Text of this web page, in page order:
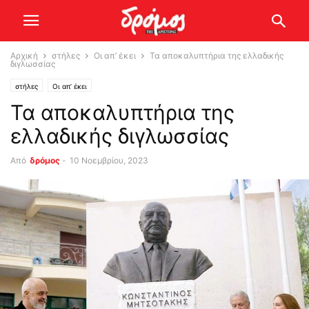
Αρχική στήλες Οι απ’ έκει
Τα αποκαλυπτήρια της ελλαδικής
διγλωσσίας
στήλες Οι απ’ έκει
Τα αποκαλυπτήρια της
ελλαδικής διγλωσσίας
Από δρόμος - 10 Νοεμβρίου, 2023